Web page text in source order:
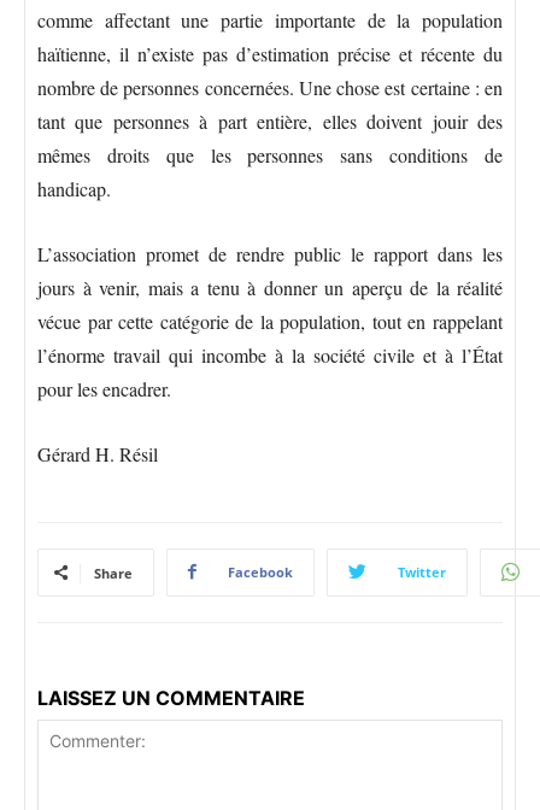
comme affectant une partie importante de la population
haïtienne, il n’existe pas d’estimation précise et récente du
nombre de personnes concernées. Une chose est certaine : en
tant que personnes à part entière, elles doivent jouir des
mêmes droits que les personnes sans conditions de
handicap.
L’association promet de rendre public le rapport dans les
jours à venir, mais a tenu à donner un aperçu de la réalité
vécue par cette catégorie de la population, tout en rappelant
l’énorme travail qui incombe à la société civile et à l’État
pour les encadrer.
Gérard H. Résil
Share Facebook Twitter
LAISSEZ UN COMMENTAIRE